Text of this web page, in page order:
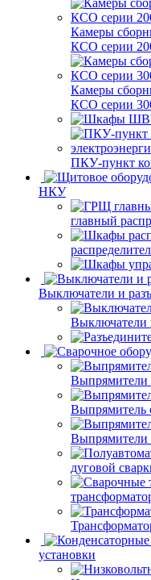
Камеры
КСО серии
Камеры
КСО серии
ПКУ-пункт
НКУ
главный
Выключатели и
Выключатели
Выпрямители
Выпрямитель
Выпрямители
дуговой
установки